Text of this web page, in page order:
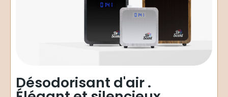
Désodorisant d'air .